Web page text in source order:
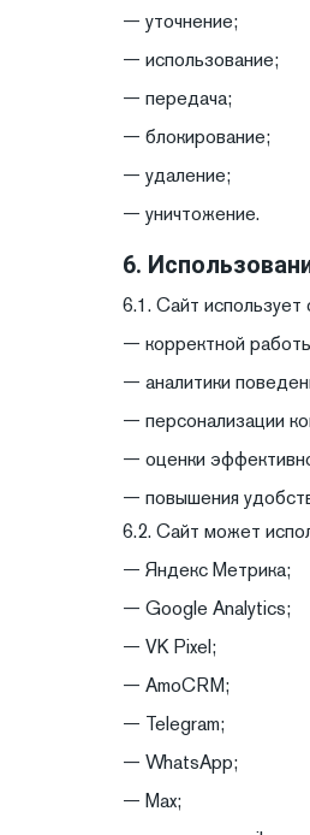
— уточнение;
— использование;
— передача;
— блокирование;
— удаление;
— уничтожение.
6.
6.1. Сайт использует
— корректной
— аналитики
— персонализации
— оценки
— повышения
6.2. Сайт может
— Яндекс Метрика;
— Google Analytics;
— VK Pixel;
— AmoCRM;
— Telegram;
— WhatsApp;
— Max;